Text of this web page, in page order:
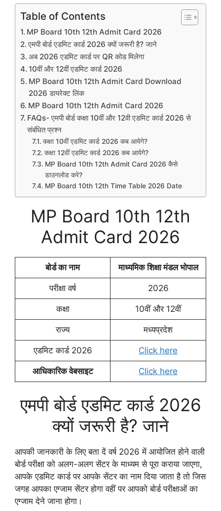
Table of Contents
MP Board 10th 12th Admit Card 2026
एमपी बोर्ड एडमिट कार्ड 2026 क्यों जरूरी है? जाने
अब 2026 एडमिट कार्ड पर QR कोड मिलेगा
10वीं और 12वीं एडमिट कार्ड 2026
MP Board 10th 12th Admit Card Download
2026 डायरेक्ट लिंक
MP Board 10th 12th Admit Card 2026
FAQs- एमपी बोर्ड कक्षा 10वीं और 12वी एडमिट कार्ड 2026 से
संबंधित प्रश्न
कक्षा 10वीं एडमिट कार्ड 2026 कब आयेगे?
कक्षा 12वीं एडमिट कार्ड 2026 कब आयेगे?
MP Board 10th 12th Admit Card 2026 कैसे
डाउनलोड करे?
MP Board 10th 12th Time Table 2026 Date
MP Board 10th 12th
Admit Card 2026
बोर्ड का नाम माध्यमिक शिक्षा मंडल भोपाल
परीक्षा वर्ष 2026
कक्षा 10वीं और 12वीं
राज्य मध्यप्रदेश
एडमिट कार्ड 2026 Click here
आधिकारिक वेबसाइट Click here
एमपी बोर्ड एडमिट कार्ड 2026
क्यों जरूरी है? जाने
आपकी जानकारी के लिए बता दें वर्ष 2026 में आयोजित होने वाली
बोर्ड परीक्षा को अलग-अलग सेंटर के माध्यम से पूरा कराया जाएगा,
आपके एडमिट कार्ड पर आपके सेंटर का नाम दिया जाता है तो जिस
जगह आपका एग्जाम सेंटर होगा वहीं पर आपको बोर्ड परीक्षाओं का
एग्जाम देने जाना होगा।